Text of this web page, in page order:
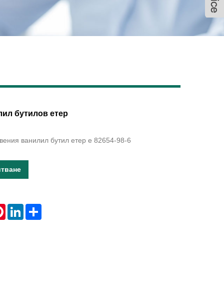
бутилов етер
ванилил бутил етер е 82654-98-6
PinterestLinkedInShare